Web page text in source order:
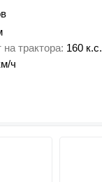
трактора 160 к.с.
ч